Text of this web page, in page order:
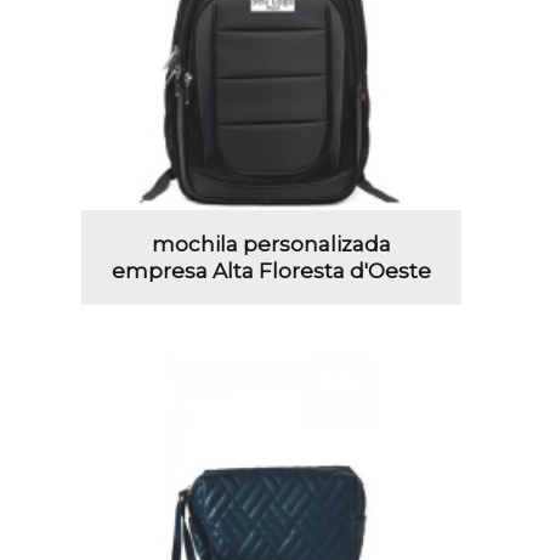
mochila personalizada
empresa Alta Floresta d'Oeste